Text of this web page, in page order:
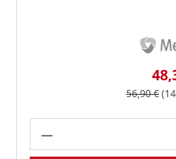
Regulärer
56,90 €
Produkt